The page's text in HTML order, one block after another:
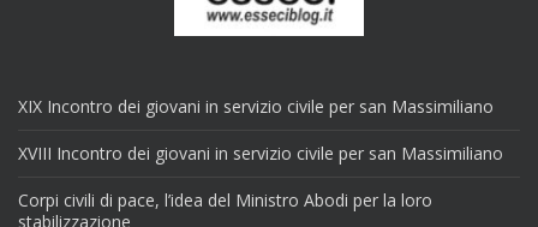
XIX Incontro dei giovani in servizio civile per san Massimiliano
XVIII Incontro dei giovani in servizio civile per san Massimiliano
Corpi civili di pace, l’idea del Ministro Abodi per la loro
stabilizzazione